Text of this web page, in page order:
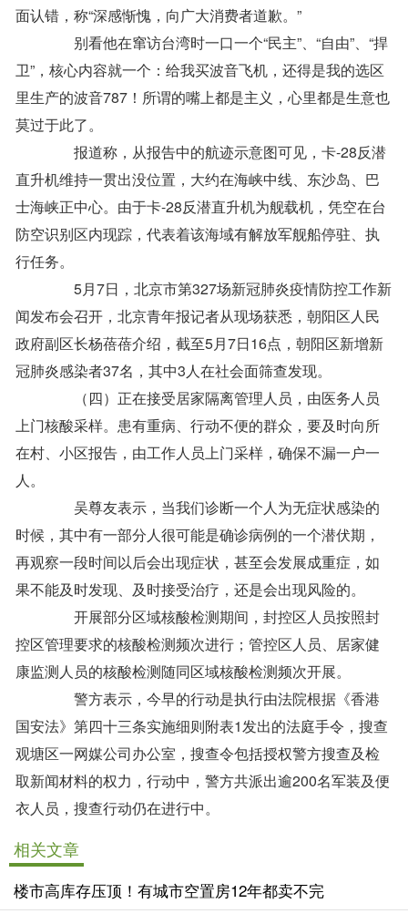
面认错，称“深感惭愧，向广大消费者道歉。”
别看他在窜访台湾时一口一个“民主”、“自由”、“捍
卫”，核心内容就一个：给我买波音飞机，还得是我的选区
里生产的波音787！所谓的嘴上都是主义，心里都是生意也
莫过于此了。
报道称，从报告中的航迹示意图可见，卡-28反潜
直升机维持一贯出没位置，大约在海峡中线、东沙岛、巴
士海峡正中心。由于卡-28反潜直升机为舰载机，凭空在台
防空识别区内现踪，代表着该海域有解放军舰船停驻、执
行任务。
5月7日，北京市第327场新冠肺炎疫情防控工作新
闻发布会召开，北京青年报记者从现场获悉，朝阳区人民
政府副区长杨蓓蓓介绍，截至5月7日16点，朝阳区新增新
冠肺炎感染者37名，其中3人在社会面筛查发现。
（四）正在接受居家隔离管理人员，由医务人员
上门核酸采样。患有重病、行动不便的群众，要及时向所
在村、小区报告，由工作人员上门采样，确保不漏一户一
人。
吴尊友表示，当我们诊断一个人为无症状感染的
时候，其中有一部分人很可能是确诊病例的一个潜伏期，
再观察一段时间以后会出现症状，甚至会发展成重症，如
果不能及时发现、及时接受治疗，还是会出现风险的。
开展部分区域核酸检测期间，封控区人员按照封
控区管理要求的核酸检测频次进行；管控区人员、居家健
康监测人员的核酸检测随同区域核酸检测频次开展。
警方表示，今早的行动是执行由法院根据《香港
国安法》第四十三条实施细则附表1发出的法庭手令，搜查
观塘区一网媒公司办公室，搜查令包括授权警方搜查及检
取新闻材料的权力，行动中，警方共派出逾200名军装及便
衣人员，搜查行动仍在进行中。
相关文章
楼市高库存压顶！有城市空置房12年都卖不完